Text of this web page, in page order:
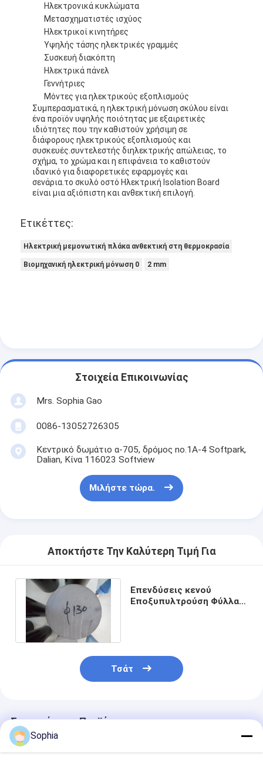
Ηλεκτρονικά κυκλώματα
Μετασχηματιστές ισχύος
Ηλεκτρικοί κινητήρες
Υψηλής τάσης ηλεκτρικές γραμμές
Συσκευή διακόπτη
Ηλεκτρικά πάνελ
Γεννήτριες
Μόντες για ηλεκτρικούς εξοπλισμούς
Συμπερασματικά, η ηλεκτρική μόνωση σκύλου είναι
ένα προϊόν υψηλής ποιότητας με εξαιρετικές
ιδιότητες που την καθιστούν χρήσιμη σε
διάφορους ηλεκτρικούς εξοπλισμούς και
συσκευές.συντελεστής διηλεκτρικής απώλειας, το
σχήμα, το χρώμα και η επιφάνεια το καθιστούν
ιδανικό για διαφορετικές εφαρμογές και
σενάρια.το σκυλό οστό Ηλεκτρική Isolation Board
είναι μια αξιόπιστη και ανθεκτική επιλογή.
Ετικέττες:
Ηλεκτρική μεμονωτική πλάκα ανθεκτική στη θερμοκρασία
Βιομηχανική ηλεκτρική μόνωση 0 2 mm
Στοιχεία Επικοινωνίας
Mrs. Sophia Gao
0086-13052726305
Κεντρικό δωμάτιο α-705, δρόμος no.1A-4 Softpark,
Dalian, Κίνα 116023 Softview
Μιλήστε τώρα.
Αποκτήστε Την Καλύτερη Τιμή Για
Επενδύσεις κενού
Εποξυπυλτρούση Φύλλα
Τσάτ
Συνιστώμενα Προϊόντα
Sophia